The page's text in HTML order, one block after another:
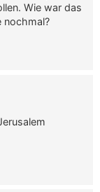
Wie war das
nochmal?